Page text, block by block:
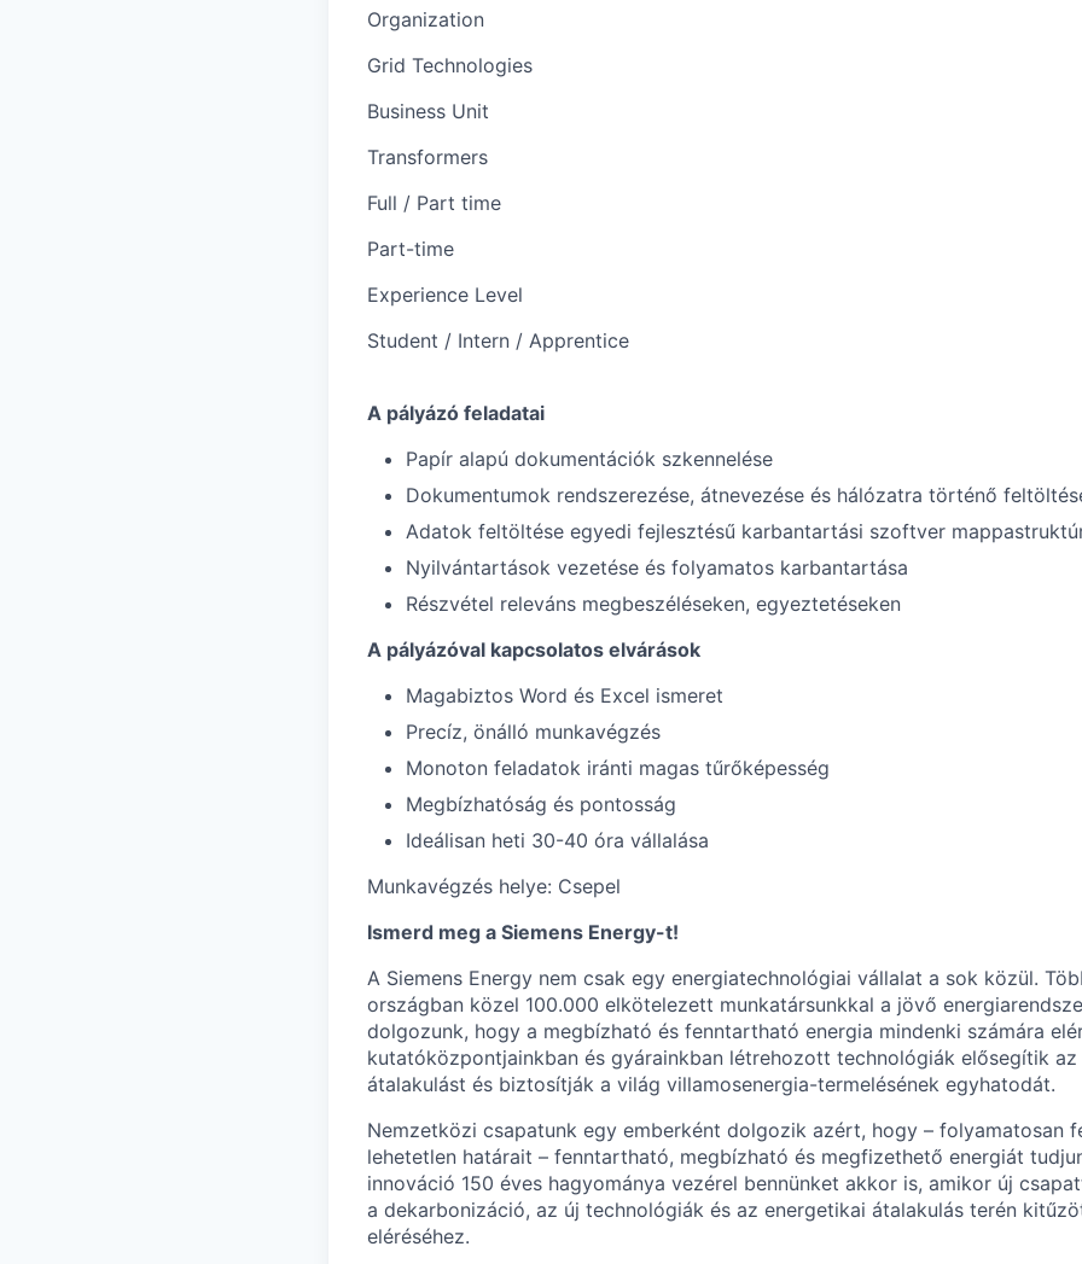
Organization
Grid Technologies
Business Unit
Transformers
Full / Part time
Part-time
Experience Level
Student / Intern / Apprentice
A pályázó feladatai
Papír alapú dokumentációk szkennelése
Dokumentumok rendszerezése, átnevezése és hálózatra történő
Adatok feltöltése egyedi fejlesztésű karbantartási szoftver
Nyilvántartások vezetése és folyamatos karbantartása
Részvétel releváns megbeszéléseken, egyeztetéseken
A pályázóval kapcsolatos elvárások
Magabiztos Word és Excel ismeret
Precíz, önálló munkavégzés
Monoton feladatok iránti magas tűrőképesség
Megbízhatóság és pontosság
Ideálisan heti 30-40 óra vállalása
Munkavégzés helye: Csepel
Ismerd meg a Siemens Energy-t!
A Siemens Energy nem csak egy energiatechnológiai vállalat a sok közül.
országban közel 100.000 elkötelezett munkatársunkkal a jövő
dolgozunk, hogy a megbízható és fenntartható energia mindenki számára
kutatóközpontjainkban és gyárainkban létrehozott technológiák elősegítik az
átalakulást és biztosítják a világ villamosenergia-termelésének egyhatodát.
Nemzetközi csapatunk egy emberként dolgozik azért, hogy – folyamatosan
lehetetlen határait – fenntartható, megbízható és megfizethető energiát
innováció 150 éves hagyománya vezérel bennünket akkor is, amikor új
a dekarbonizáció, az új technológiák és az energetikai átalakulás terén
eléréséhez.